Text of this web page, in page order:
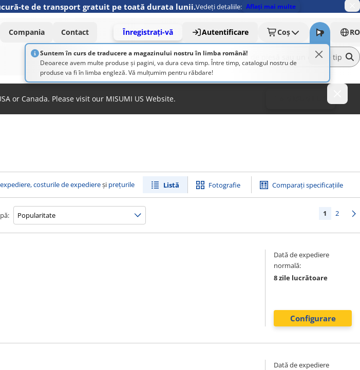
te de transport gratuit pe toată durata lunii.Vedeți detaliile: Aflați mai multe
Compania Contact Înregistrați-vă Autentificare Coș
Suntem în curs de traducere a magazinului nostru în limba română!
Deoarece avem multe produse și pagini, va dura ceva timp. Între timp, catalogul nostru de
produse va fi în limba engleză. Vă mulțumim pentru răbdare!
RO
or Canada. Please visit our MISUMI US Website.
costurile de expediereși prețurile Listă Fotografie Comparați specificațiile
1 2
Dată de expediere
normală:
8 zile lucrătoare
Configurare
Dată de expediere